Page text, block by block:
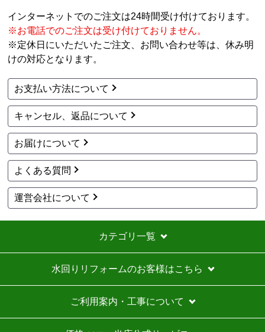
い。
工事セットでは二度とつかわない
アト＠リエさん
2026年7月28日 17:11
欲しい商品をスムーズに注文できましたか？
はい
ショップからの連絡や対応は適切でしたか？
はい
予定の期日までに商品が届きましたか？
はい
商品の梱包は必要十分なものでしたか？
はい
またこのショップを利用したいですか？
いいえ
商品購入から入金連絡、工事日の指定、決定、商品の
インターネットでのご注文は24時間受け付けております。
※お電話でのご注文は受け付けておりません。
※定休日にいただいたご注文、お問い合わせ等は、休み明
けの対応となります。
お支払い方法について
キャンセル、返品について
お届けについて
よくある質問
運営会社について
カテゴリ一覧
水回りリフォームのお客様はこちら
ご利用案内・工事について